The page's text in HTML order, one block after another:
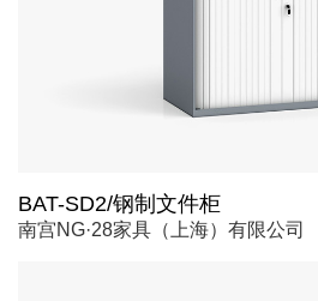
BAT-SD2/钢制文件柜
南宫NG·28家具（上海）有限公司